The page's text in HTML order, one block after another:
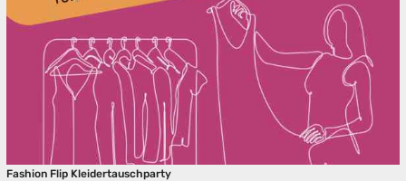
Fashion Flip Kleidertauschparty